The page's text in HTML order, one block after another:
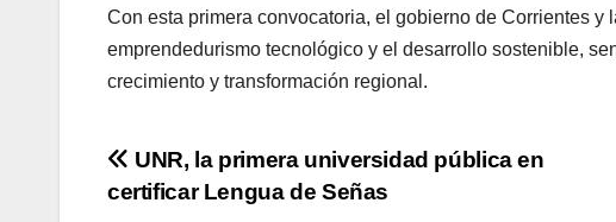
Con esta primera convocatoria, el gobierno de Corrientes
emprendedurismo tecnológico y el desarrollo sostenible,
crecimiento y transformación regional.
Navegación
UNR, la primera universidad pública en
certificar Lengua de Señas